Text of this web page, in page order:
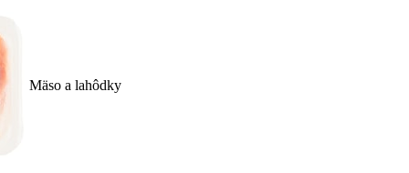
Mäso a lahôdky